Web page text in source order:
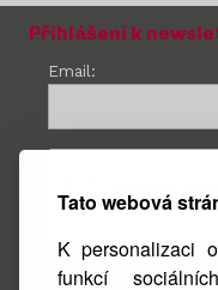
Tato webová
K personalizaci
funkcí
Přihlášení k
Email: